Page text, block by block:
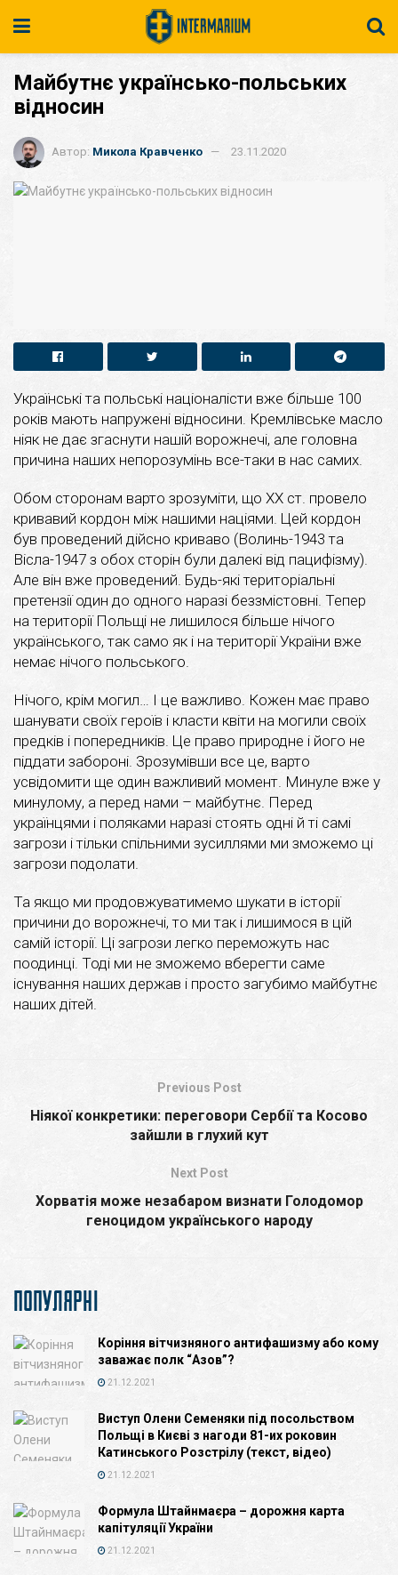
Майбутнє українсько-польських
відносин
Автор: Микола Кравченко 23.11.2020
Українські та польські націоналісти вже більше 100
років мають напружені відносини. Кремлівське масло
ніяк не дає згаснути нашій ворожнечі, але головна
причина наших непорозумінь все-таки в нас самих.
Обом сторонам варто зрозуміти, що ХХ ст. провело
кривавий кордон між нашими націями. Цей кордон
був проведений дійсно криваво (Волинь-1943 та
Вісла-1947 з обох сторін були далекі від пацифізму).
Але він вже проведений. Будь-які територіальні
претензії один до одного наразі беззмістовні. Тепер
на території Польщі не лишилося більше нічого
українського, так само як і на території України вже
немає нічого польського.
Нічого, крім могил… І це важливо. Кожен має право
шанувати своїх героїв і класти квіти на могили своїх
предків і попередників. Це право природне і його не
піддати забороні. Зрозумівши все це, варто
усвідомити ще один важливий момент. Минуле вже у
минулому, а перед нами – майбутнє. Перед
українцями і поляками наразі стоять одні й ті самі
загрози і тільки спільними зусиллями ми зможемо ці
загрози подолати.
Та якщо ми продовжуватимемо шукати в історії
причини до ворожнечі, то ми так і лишимося в цій
самій історії. Ці загрози легко переможуть нас
поодинці. Тоді ми не зможемо вберегти саме
існування наших держав і просто загубимо майбутнє
наших дітей.
Previous Post
Ніякої конкретики: переговори Сербії та Косово
зайшли в глухий кут
Next Post
Хорватія може незабаром визнати Голодомор
геноцидом українського народу
ПОПУЛЯРНІ
Коріння вітчизняного антифашизму або кому
заважає полк “Азов”?
21.12.2021
Виступ Олени Семеняки під посольством
Польщі в Києві з нагоди 81-их роковин
Катинського Розстрілу (текст, відео)
21.12.2021
Формула Штайнмаєра – дорожня карта
капітуляції України
21.12.2021